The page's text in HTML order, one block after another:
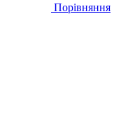
Порівняння